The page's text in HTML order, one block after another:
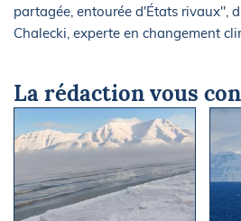
partagée, entourée d'États rivaux",
Chalecki, experte en changement
La rédaction vous